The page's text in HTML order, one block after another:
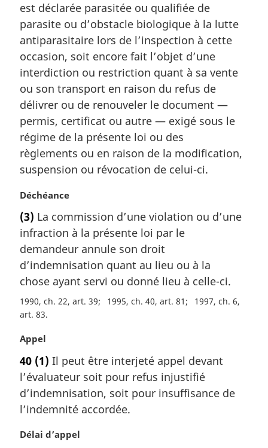
g
i
n
a
l
e
:
est déclarée parasitée ou qualifiée de
parasite ou d’obstacle biologique à la lutte
antiparasitaire lors de l’inspection à cette
occasion, soit encore fait l’objet d’une
interdiction ou restriction quant à sa vente
ou son transport en raison du refus de
délivrer ou de renouveler le document —
permis, certificat ou autre — exigé sous le
régime de la présente loi ou des
règlements ou en raison de la modification,
suspension ou révocation de celui-ci.
N
t
e
m
a
g
i
n
l
:
Déchéance
(3) La commission d’une violation ou d’une
infraction à la présente loi par le
demandeur annule son droit
d’indemnisation quant au lieu ou à la
chose ayant servi ou donné lieu à celle-ci.
1990, ch. 22, art. 39 1995, ch. 40, art. 81
1997, ch. 6,
art. 83
N
t
e
m
a
r
g
Appel
40 (1) Il peut être interjeté appel devant
l’évaluateur soit pour refus injustifié
d’indemnisation, soit pour insuffisance de
l’indemnité accordée.
N
Délai d’appel